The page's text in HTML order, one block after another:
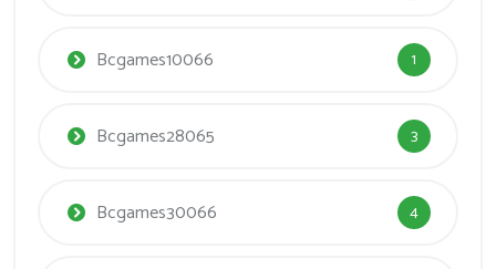
Bcgames10066 1
Bcgames28065 3
Bcgames30066 4